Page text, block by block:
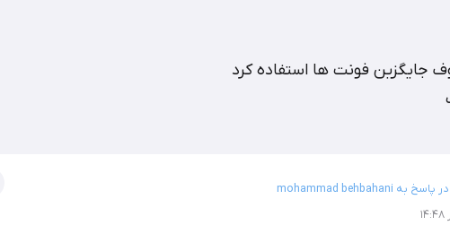
جایگزین فونت ها استفاده کرد
در پاسخ به mohammad behbahani